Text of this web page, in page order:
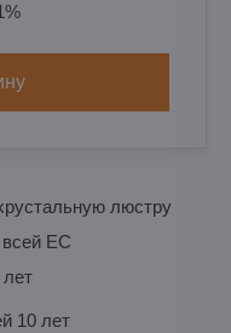
люстру
всей ЕС
10 лет